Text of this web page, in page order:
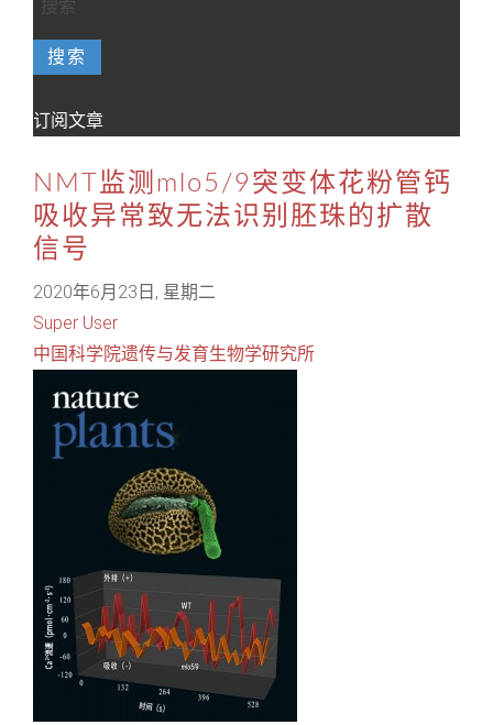
搜索
订阅文章
NMT监测mlo5/9突变体花粉管钙
吸收异常致无法识别胚珠的扩散
信号
2020年6月23日, 星期二
Super User
中国科学院遗传与发育生物学研究所